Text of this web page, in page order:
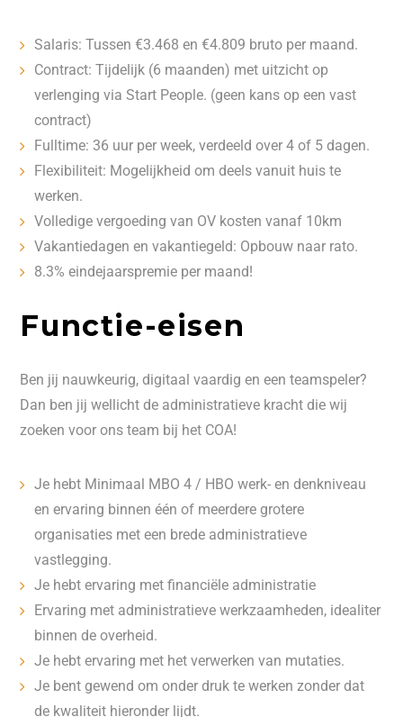
Salaris: Tussen €3.468 en €4.809 bruto per maand.
Contract: Tijdelijk (6 maanden) met uitzicht op
verlenging via Start People. (geen kans op een vast
contract)
Fulltime: 36 uur per week, verdeeld over 4 of 5 dagen.
Flexibiliteit: Mogelijkheid om deels vanuit huis te
werken.
Volledige vergoeding van OV kosten vanaf 10km
Vakantiedagen en vakantiegeld: Opbouw naar rato.
8.3% eindejaarspremie per maand!
Functie-eisen
Ben jij nauwkeurig, digitaal vaardig en een teamspeler?
Dan ben jij wellicht de administratieve kracht die wij
zoeken voor ons team bij het COA!
Je hebt Minimaal MBO 4 / HBO werk- en denkniveau
en ervaring binnen één of meerdere grotere
organisaties met een brede administratieve
vastlegging.
Je hebt ervaring met financiële administratie
Ervaring met administratieve werkzaamheden, idealiter
binnen de overheid.
Je hebt ervaring met het verwerken van mutaties.
Je bent gewend om onder druk te werken zonder dat
de kwaliteit hieronder lijdt.